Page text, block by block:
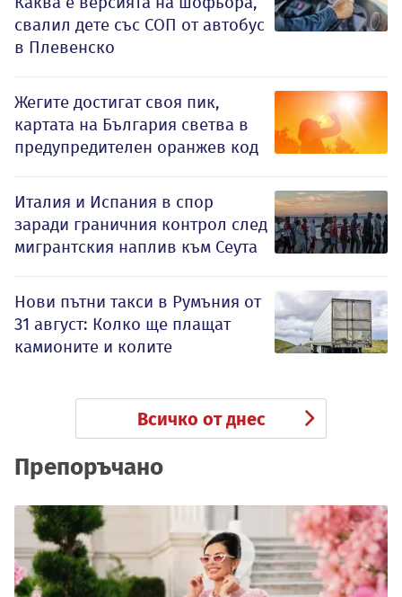
свалил дете със СОП от автобус
в Плевенско
Жегите достигат своя пик,
картата на България светва в
предупредителен оранжев код
Италия и Испания в спор
заради граничния контрол след
мигрантския наплив към Сеута
Нови пътни такси в Румъния от
31 август: Колко ще плащат
камионите и колите
Всичко от днес
Препоръчано